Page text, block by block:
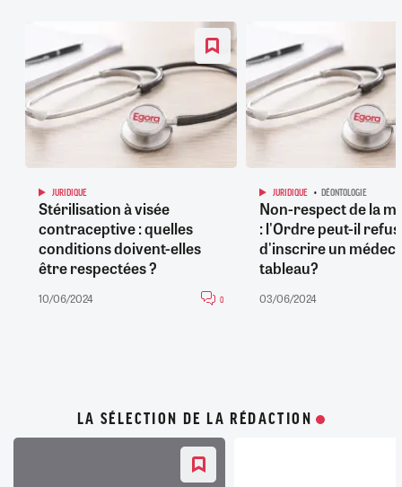
JURIDIQUE
Stérilisation à visée
contraceptive : quelles
conditions doivent-elles
être respectées ?
10/06/2024 0
JURIDIQUE DÉONTOLOGIE
Non-respect de la
: l'Ordre peut-il
d'inscrire un
tableau?
03/06/2024
LA SÉLECTION DE LA RÉDACTION